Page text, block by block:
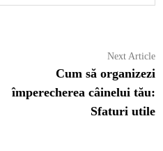
Next Article
Cum să organizezi
împerecherea câinelui tău:
Sfaturi utile